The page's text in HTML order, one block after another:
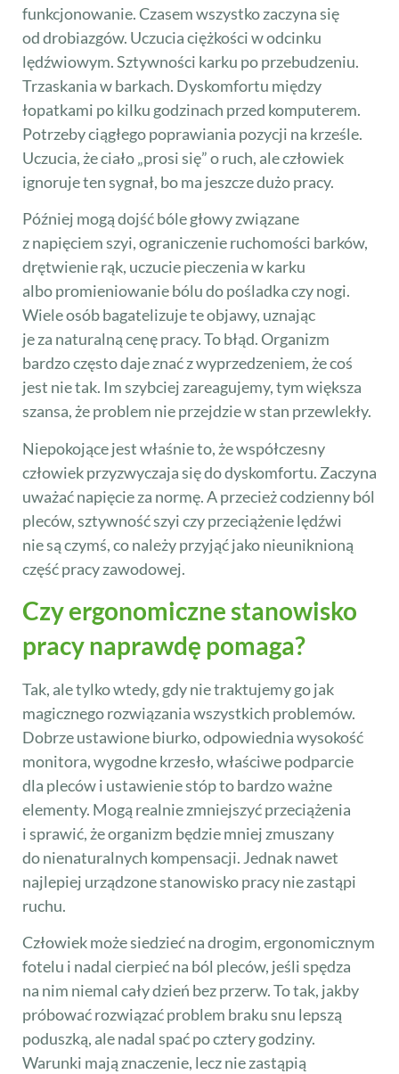
funkcjonowanie. Czasem wszystko zaczyna się
od drobiazgów. Uczucia ciężkości w odcinku
lędźwiowym. Sztywności karku po przebudzeniu.
Trzaskania w barkach. Dyskomfortu między
łopatkami po kilku godzinach przed komputerem.
Potrzeby ciągłego poprawiania pozycji na krześle.
Uczucia, że ciało „prosi się” o ruch, ale człowiek
ignoruje ten sygnał, bo ma jeszcze dużo pracy.
Później mogą dojść bóle głowy związane
z napięciem szyi, ograniczenie ruchomości barków,
drętwienie rąk, uczucie pieczenia w karku
albo promieniowanie bólu do pośladka czy nogi.
Wiele osób bagatelizuje te objawy, uznając
je za naturalną cenę pracy. To błąd. Organizm
bardzo często daje znać z wyprzedzeniem, że coś
jest nie tak. Im szybciej zareagujemy, tym większa
szansa, że problem nie przejdzie w stan przewlekły.
Niepokojące jest właśnie to, że współczesny
człowiek przyzwyczaja się do dyskomfortu. Zaczyna
uważać napięcie za normę. A przecież codzienny ból
pleców, sztywność szyi czy przeciążenie lędźwi
nie są czymś, co należy przyjąć jako nieuniknioną
część pracy zawodowej.
Czy ergonomiczne stanowisko
pracy naprawdę pomaga?
Tak, ale tylko wtedy, gdy nie traktujemy go jak
magicznego rozwiązania wszystkich problemów.
Dobrze ustawione biurko, odpowiednia wysokość
monitora, wygodne krzesło, właściwe podparcie
dla pleców i ustawienie stóp to bardzo ważne
elementy. Mogą realnie zmniejszyć przeciążenia
i sprawić, że organizm będzie mniej zmuszany
do nienaturalnych kompensacji. Jednak nawet
najlepiej urządzone stanowisko pracy nie zastąpi
ruchu.
Człowiek może siedzieć na drogim, ergonomicznym
fotelu i nadal cierpieć na ból pleców, jeśli spędza
na nim niemal cały dzień bez przerw. To tak, jakby
próbować rozwiązać problem braku snu lepszą
poduszką, ale nadal spać po cztery godziny.
Warunki mają znaczenie, lecz nie zastąpią